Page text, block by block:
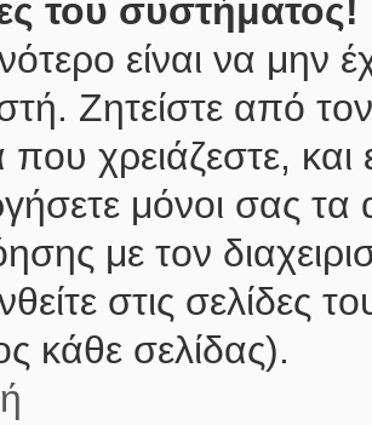
του συστήματος!
είναι να μην
Ζητείστε από
χρειάζεστε, και
μόνοι σας
με τον
στις
κάθε σελίδας).